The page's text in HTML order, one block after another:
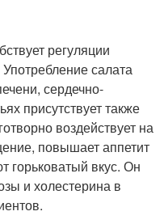
регуляции
салата
сердечно-
присутствует также
воздействует на
повышает аппетит
горьковатый вкус. Он
и холестерина в